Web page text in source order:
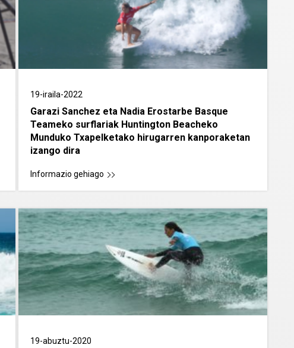
19-iraila-2022
Garazi Sanchez eta Nadia Erostarbe Basque
Teameko surflariak Huntington Beacheko
Munduko Txapelketako hirugarren kanporaketan
izango dira
Informazio gehiago
19-abuztu-2020